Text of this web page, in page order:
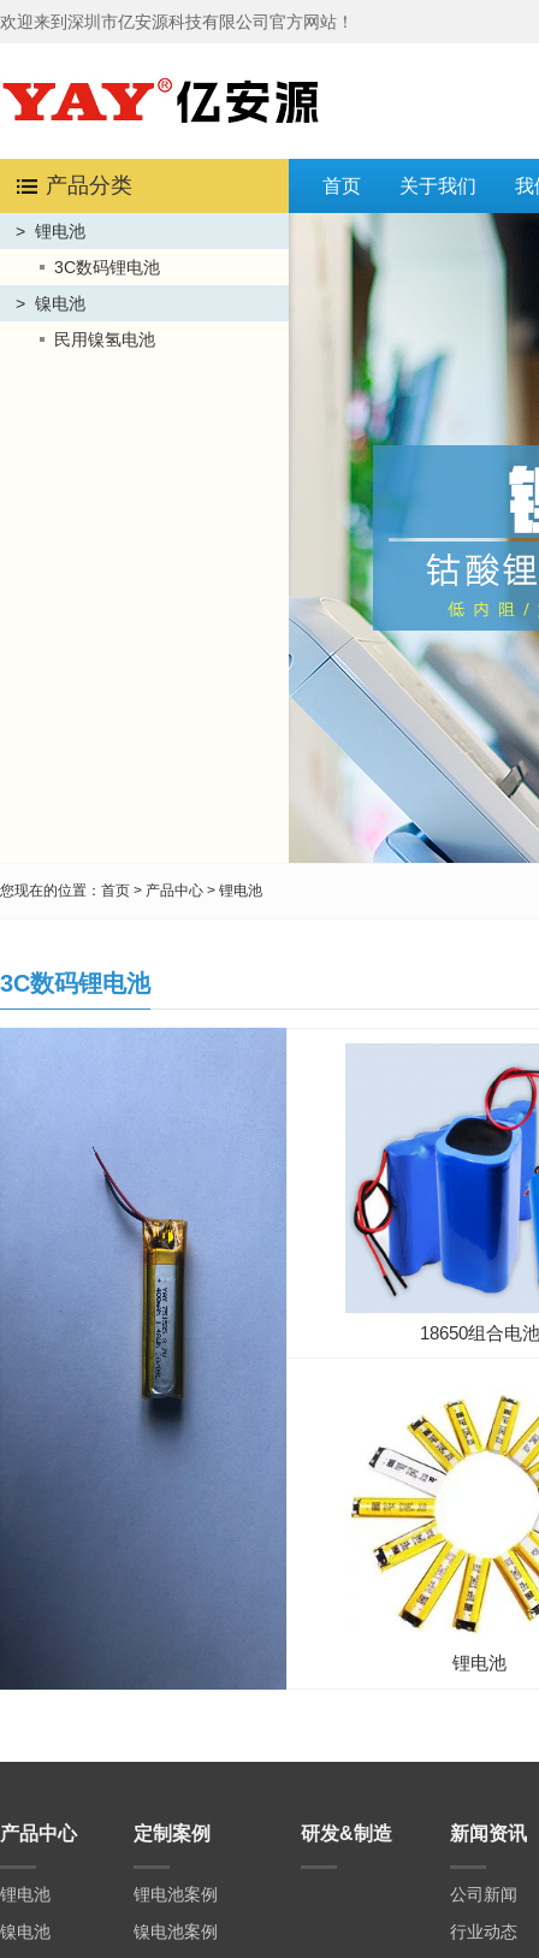
欢迎来到深圳市亿安源科技有限公司官方网站！
产品分类
> 锂电池
3C数码锂电池
> 镍电池
民用镍氢电池
首页 关于我们 我
您现在的位置： 首页 > 产品中心 > 锂电池
3C数码锂电池
18650组合电池
锂电池
产品中心
锂电池
镍电池
定制案例
锂电池案例
镍电池案例
研发&制造 新闻资讯
公司新闻
行业动态